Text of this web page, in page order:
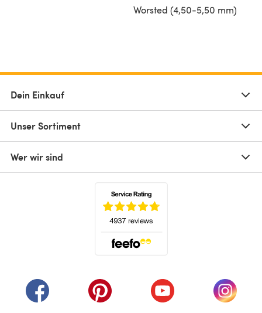
Worsted (4,50-5,50 mm)
Dein Einkauf
Unser Sortiment
Wer wir sind
(öffnet sich in einem neuen Tab)
(öffnet sich in einem neuen Tab)
(öffnet sich in einem
(öffnet